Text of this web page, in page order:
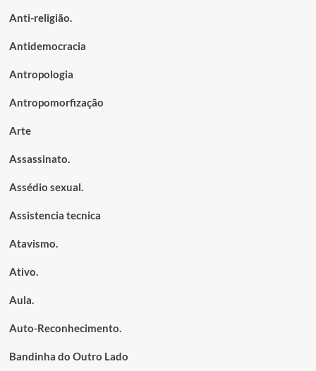
Anti-religião.
Antidemocracia
Antropologia
Antropomorfização
Arte
Assassinato.
Assédio sexual.
Assistencia tecnica
Atavismo.
Ativo.
Aula.
Auto-Reconhecimento.
Bandinha do Outro Lado